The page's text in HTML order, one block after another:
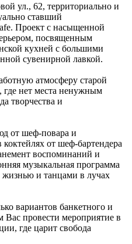
ул., 62, территориально и
ставший
Проект с насыщенной
посвященным
кухней с большими
сувенирной лавкой.
атмосферу старой
нет места ненужным
творчества и
от шеф-повара и
от шеф-бартендера
воспоминаний и
музыкальная программа
и танцами в лучах
вариантов банкетного и
провести мероприятие в
где царит свобода